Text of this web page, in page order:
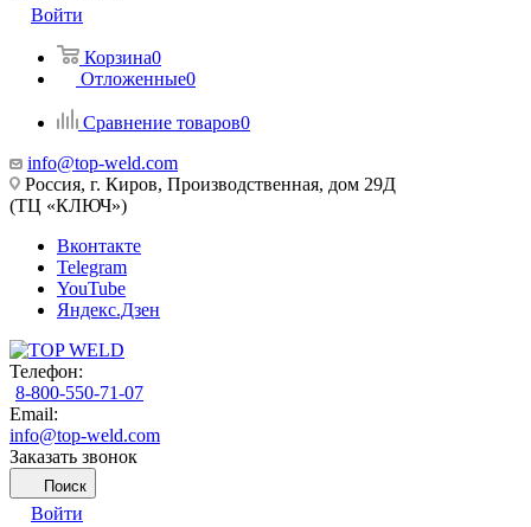
Войти
Корзина0
Отложенные0
Сравнение товаров0
info@top-weld.com
Россия, г. Киров, Производственная, дом 29Д
(ТЦ «КЛЮЧ»)
Вконтакте
Telegram
YouTube
Яндекс.Дзен
Телефон:
8-800-550-71-07
Email:
info@top-weld.com
Заказать звонок
Поиск
Войти